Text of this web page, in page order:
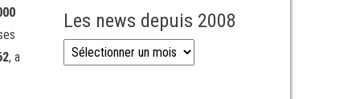
, a
Les news depuis 2008
Les news depuis 2008